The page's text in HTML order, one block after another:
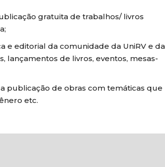
gratuita de trabalhos/ livros
e editorial da comunidade da UniRV e da
lançamentos de livros, eventos, mesas-
publicação de obras com temáticas que
etc.